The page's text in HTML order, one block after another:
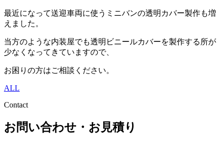
最近になって送迎車両に使うミニバンの透明カバー製作も増
えました。
当方のような内装屋でも透明ビニールカバーを製作する所が
少なくなってきていますので、
お困りの方はご相談ください。
ALL
Contact
お問い合わせ・お見積り